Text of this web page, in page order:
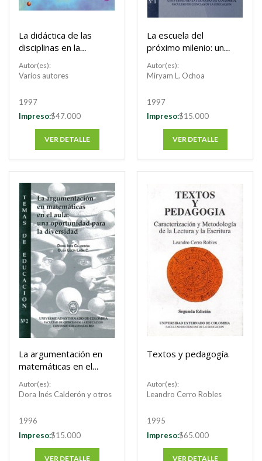
La didáctica de las
disciplinas en la
Autor(es):
Varios autores
1997
Impreso:$47.000
VER DETALLE
La escuela del
próximo milenio: un
Autor(es):
Miryam L. Ochoa
1997
Impreso:$15.000
VER DETALLE
La argumentación en
matemáticas en el
aula: una
oportunidad para la
Autor(es):
Dora Inés Calderón y otros
1996
Impreso:$15.000
VER DETALLE
Textos y pedagogía.
Autor(es):
Leandro Cerro Robles
1995
Impreso:$65.000
VER DETALLE